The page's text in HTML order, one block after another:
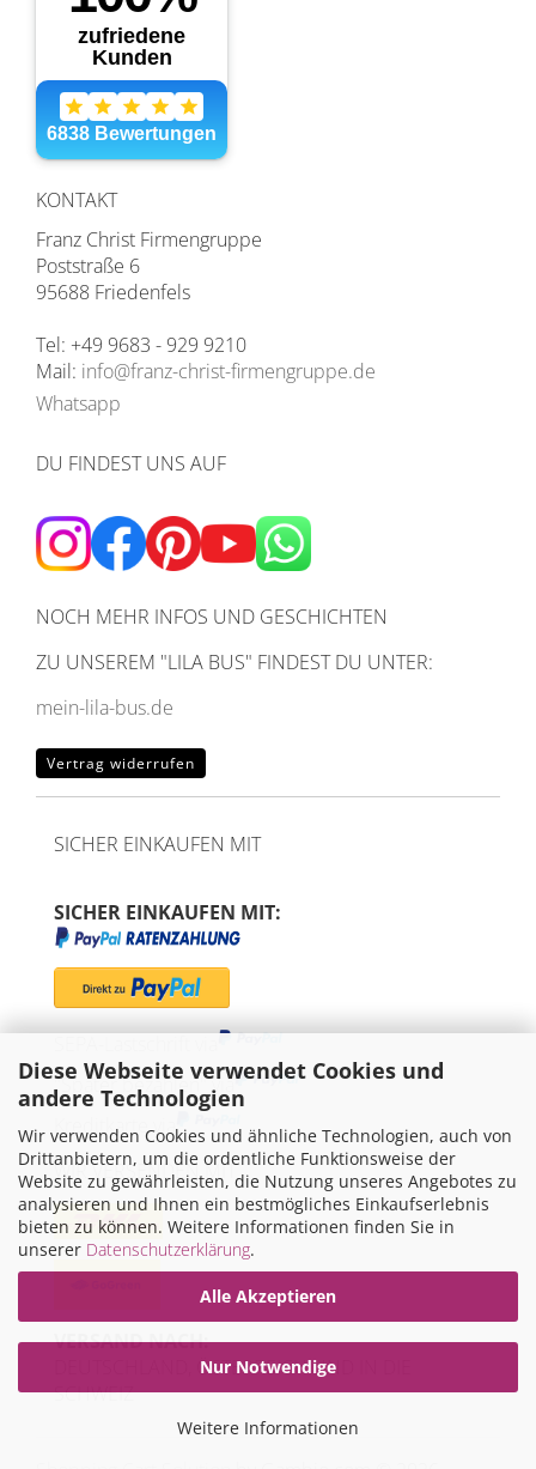
Diese Webseite verwendet Cookies und
andere Technologien
Wir verwenden Cookies und ähnliche Technologien, auch von
Drittanbietern, um die ordentliche Funktionsweise der
Website zu gewährleisten, die Nutzung unseres Angebotes zu
analysieren und Ihnen ein bestmögliches Einkaufserlebnis
bieten zu können. Weitere Informationen finden Sie in
unserer Datenschutzerklärung.
Alle Akzeptieren
Nur Notwendige
Weitere Informationen
KONTAKT
Franz Christ Firmengruppe
Poststraße 6
95688 Friedenfels
Tel: +49 9683 - 929 9210
Mail: info@franz-christ-firmengruppe.de
Whatsapp
DU FINDEST UNS AUF
NOCH MEHR INFOS UND GESCHICHTEN
ZU UNSEREM "LILA BUS" FINDEST DU UNTER:
mein-lila-bus.de
Vertrag widerrufen
SICHER EINKAUFEN MIT
SICHER EINKAUFEN MIT:
"Später bezahlen" via
Kreditkarte via
WIR VERSENDEN MIT
VERSAND NACH:
DEUTSCHLAND, ÖSTERREICH UND IN DIE
SCHWEIZ